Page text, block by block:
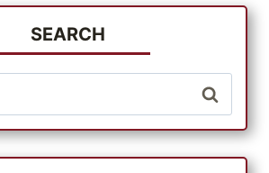
SHOPPING
NEGOZIO
ONLINE
INCENTRATO
SUL
CLIENTE,
SEARCH